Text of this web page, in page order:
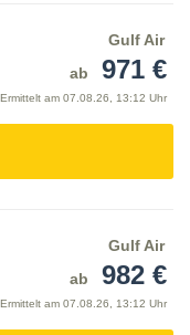
Gulf Air
ab
971 €
Ermittelt am 07.08.26, 13:12 Uhr
Gulf Air
ab
982 €
Ermittelt am 07.08.26, 13:12 Uhr